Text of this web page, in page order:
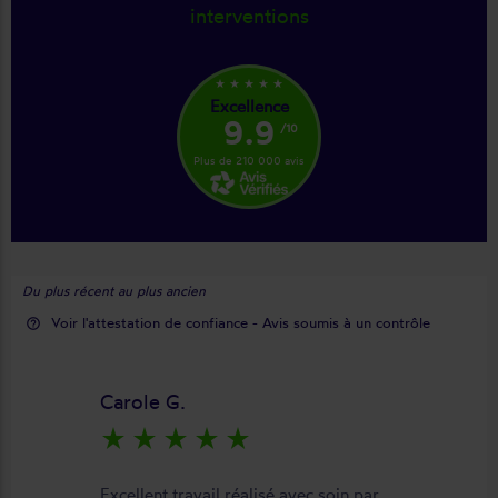
interventions
star_rate star_rate star_rate star_rate star_rate
Excellence
9.9 /10
Plus de 210 000 avis
Du plus récent au plus ancien
help_outline Voir l'attestation de confiance - Avis soumis à un contrôle
Carole G.
star_rate star_rate star_rate star_rate star_rate
Excellent travail réalisé avec soin par